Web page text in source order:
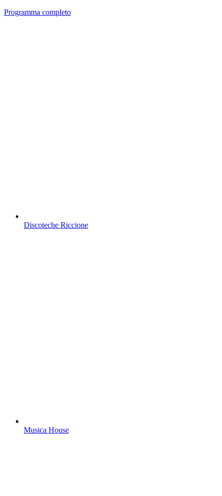
Programma completo
Discoteche Riccione
Musica House